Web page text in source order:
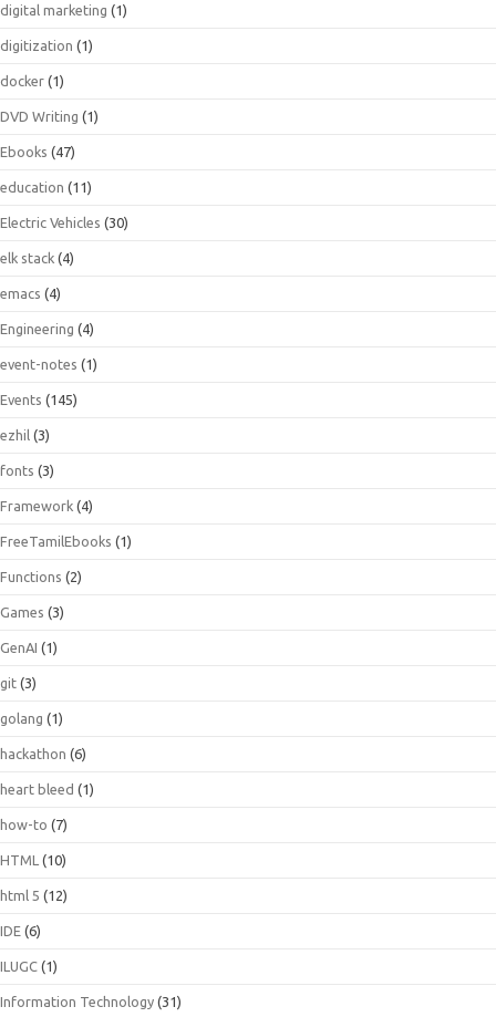
digital marketing (1)
digitization (1)
docker (1)
DVD Writing (1)
Ebooks (47)
education (11)
Electric Vehicles (30)
elk stack (4)
emacs (4)
Engineering (4)
event-notes (1)
Events (145)
ezhil (3)
fonts (3)
Framework (4)
FreeTamilEbooks (1)
Functions (2)
Games (3)
GenAI (1)
git (3)
golang (1)
hackathon (6)
heart bleed (1)
how-to (7)
HTML (10)
html 5 (12)
IDE (6)
ILUGC (1)
Information Technology (31)